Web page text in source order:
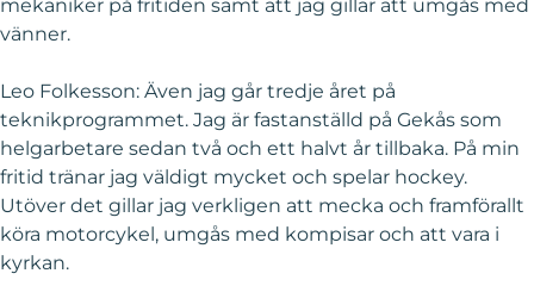
mekaniker på fritiden samt att jag gillar att umgås med
vänner.
Leo Folkesson: Även jag går tredje året på
teknikprogrammet. Jag är fastanställd på Gekås som
helgarbetare sedan två och ett halvt år tillbaka. På min
fritid tränar jag väldigt mycket och spelar hockey.
Utöver det gillar jag verkligen att mecka och framförallt
köra motorcykel, umgås med kompisar och att vara i
kyrkan.